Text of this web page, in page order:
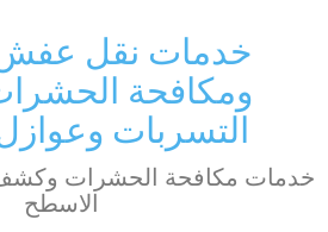
خدمات نقل
ومكافحة
التسربات
خدمات مكافحة الحشرات
الاسطح